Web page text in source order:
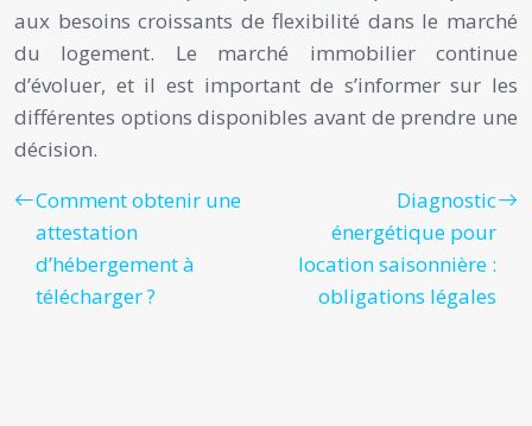
aux besoins croissants de flexibilité dans le marché
du logement. Le marché immobilier continue
d’évoluer, et il est important de s’informer sur les
différentes options disponibles avant de prendre une
décision.
Comment obtenir une
attestation
d’hébergement à
télécharger ?
Diagnostic
énergétique pour
location saisonnière :
obligations légales